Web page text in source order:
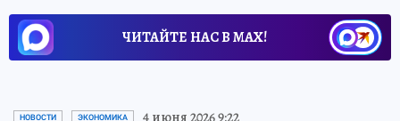
ЧИТАЙТЕ НАС В МАХ!
НОВОСТИ ЭКОНОМИКА